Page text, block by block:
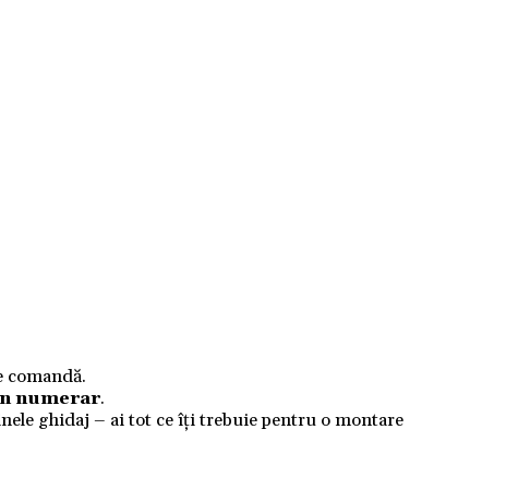
numerar.
ghidaj – ai tot ce îți trebuie pentru o montare